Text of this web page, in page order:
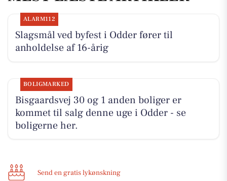
ALARM112
Slagsmål ved byfest i Odder fører til
anholdelse af 16-årig
BOLIGMARKED
Bisgaardsvej 30 og 1 anden boliger er
kommet til salg denne uge i Odder - se
boligerne her.
Send en gratis lykønskning